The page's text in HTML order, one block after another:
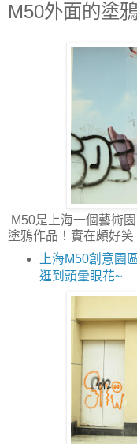
M50外面的塗
M50是上海一個藝術
塗鴉作品！實在頗好笑
上海M50創意園
逛到頭暈眼花~